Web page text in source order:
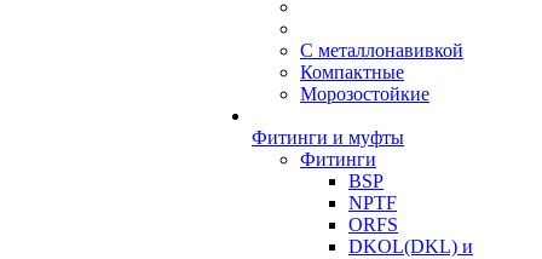
С металлонавивкой
Компактные
Морозостойкие
Фитинги и муфты
Фитинги
BSP
NPTF
ORFS
DKOL(DKL) и